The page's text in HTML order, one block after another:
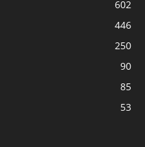
602
446
250
90
85
53